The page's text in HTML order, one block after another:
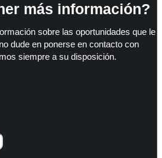
más información?
sobre las oportunidades que le
dude en ponerse en contacto con
siempre a su disposición.